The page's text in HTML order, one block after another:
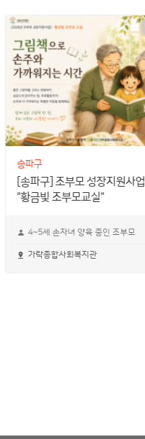
송파구
[송파구] 조부모 성장지원사업
"황금빛 조부모교실"
4~5세 손자녀 양육 중인 조부모
가락종합사회복지관